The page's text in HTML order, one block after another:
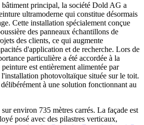
principal, la société Dold AG a
ultramoderne qui constitue désormais
Cette installation spécialement conçue
des panneaux échantillons de
des clients, ce qui augmente
d'application et de recherche. Lors de
particulière a été accordée à la
est entièrement alimentée par
photovoltaïque située sur le toit.
à une solution fonctionnant au
environ 735 mètres carrés. La façade est
posé avec des pilastres verticaux,